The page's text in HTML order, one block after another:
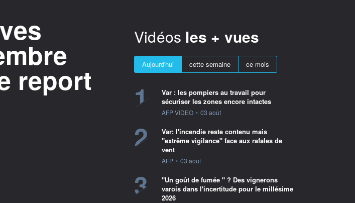
report
Vidéos les + vues
Aujourd'hui cette semaine ce mois
1
Var : les pompiers au travail pour
sécuriser les zones encore intactes
information fournie par
AFP VIDEO • 03 août
2
Var: l'incendie reste contenu mais
"extrême vigilance" face aux rafales de
vent
information fournie par
AFP • 03 août
3
"Un goût de fumée " ? Des vignerons
varois dans l'incertitude pour le millésime
2026